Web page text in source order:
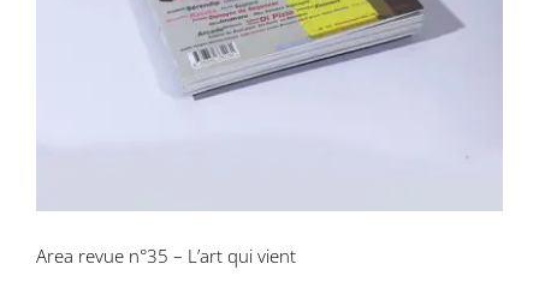
Area revue n°35 – L’art qui vient